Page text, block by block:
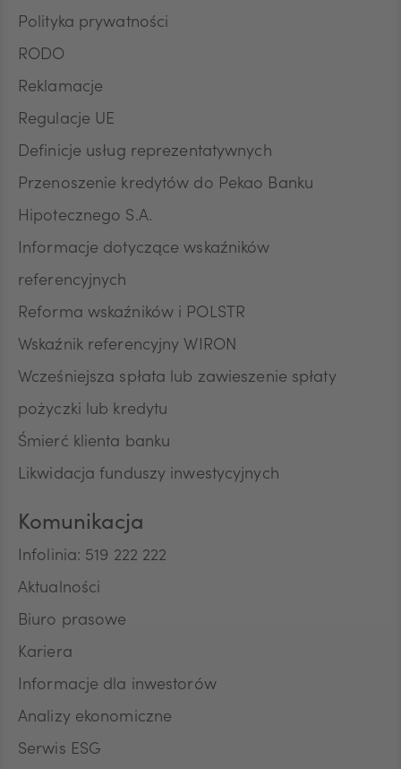
Polityka prywatności
RODO
Reklamacje
Regulacje UE
Definicje usług reprezentatywnych
Przenoszenie kredytów do Pekao Banku
Hipotecznego S.A.
Informacje dotyczące wskaźników
referencyjnych
Reforma wskaźników i POLSTR
Wskaźnik referencyjny WIRON
Wcześniejsza spłata lub zawieszenie spłaty
pożyczki lub kredytu
Śmierć klienta banku
Likwidacja funduszy inwestycyjnych
Komunikacja
Infolinia: 519 222 222
Aktualności
Biuro prasowe
Kariera
Informacje dla inwestorów
Analizy ekonomiczne
Serwis ESG